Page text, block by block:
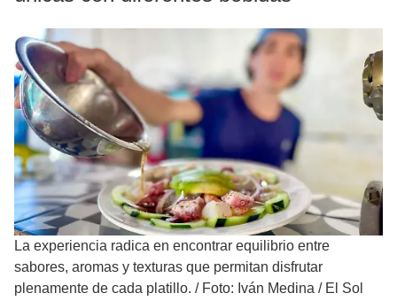
La experiencia radica en encontrar equilibrio entre
sabores, aromas y texturas que permitan disfrutar
plenamente de cada platillo. / Foto: Iván Medina / El Sol